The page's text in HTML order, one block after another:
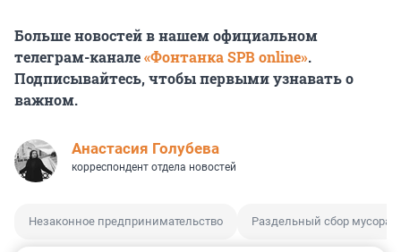
Больше новостей в нашем официальном
телеграм-канале«Фонтанка SPB online».
Подписывайтесь, чтобы первыми узнавать о
важном.
Анастасия Голубева
корреспондент отдела новостей
Незаконное предпринимательство Раздельный сбор мусора